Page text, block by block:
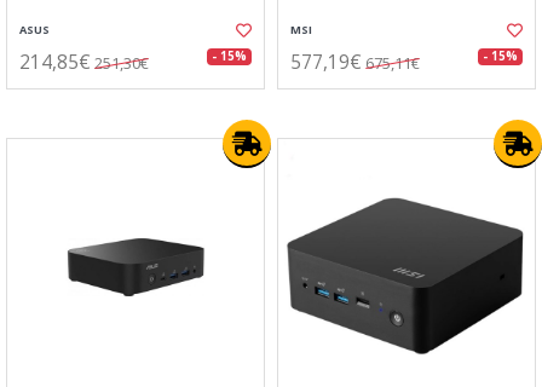
ASUS
214,85€ 251,30€ - 15%
MSI
577,19€ 675,11€ - 15%